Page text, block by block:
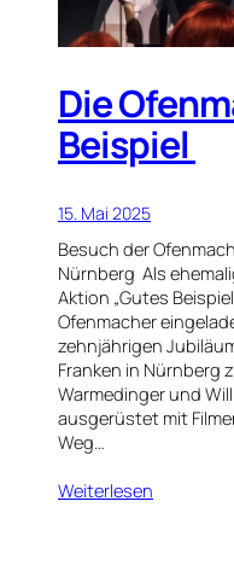
Die
Beispiel
15. Mai 2025
Besuch der
Nürnberg Als
Aktion „Gutes
Ofenmacher
zehnjährigen
Franken in Nürnberg
Warmedinger und
ausgerüstet mit
Weg…
Weiterlesen